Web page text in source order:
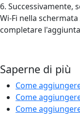
6. Successivamente,
Wi-Fi nella
completare
Saperne di più
Come
Come
Come